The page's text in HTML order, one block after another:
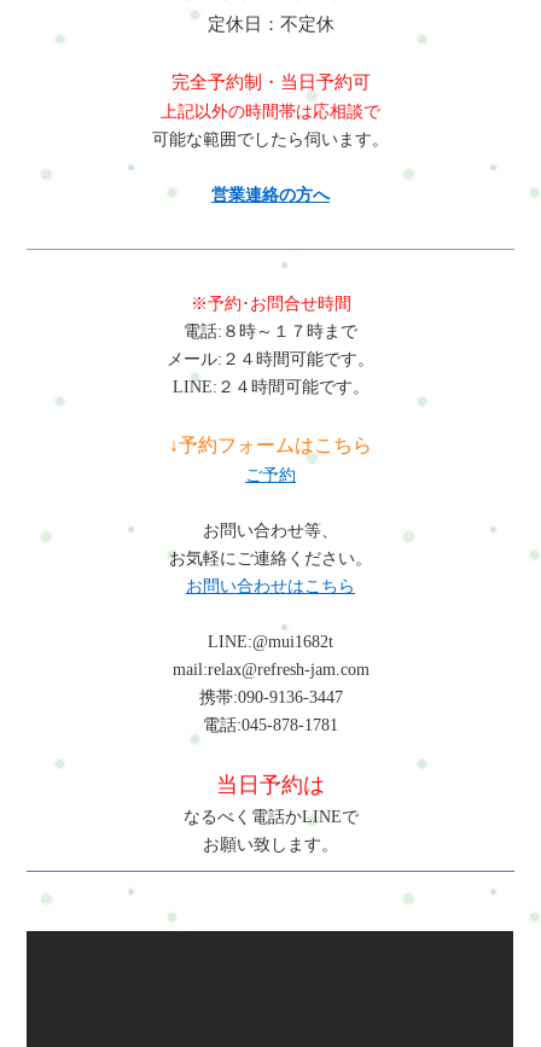
定休日：不定休
完全予約制・当日予約可
上記以外の時間帯は応相談で
可能な範囲でしたら伺います。
営業連絡の方へ
※予約･お問合せ時間
電話:８時～１７時まで
メール:２４時間可能です。
LINE:２４時間可能です。
↓予約フォームはこちら
ご予約
お問い合わせ等、
お気軽にご連絡ください。
お問い合わせはこちら
LINE:@mui1682t
mail:relax@refresh-jam.com
携帯:090-9136-3447
電話:045-878-1781
当日予約は
なるべく電話かLINEで
お願い致します。